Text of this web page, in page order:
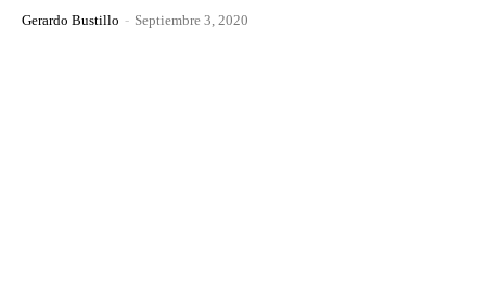
Gerardo Bustillo - Septiembre 3, 2020